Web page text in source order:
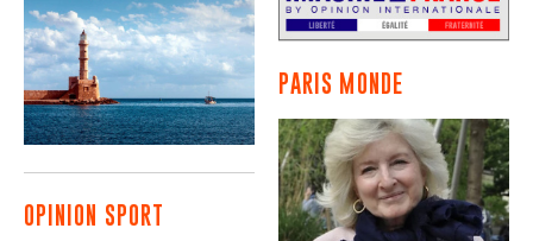
OPINION SPORT
PARIS MONDE